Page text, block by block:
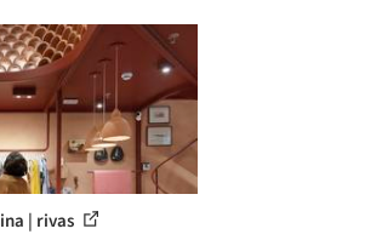
| rivas